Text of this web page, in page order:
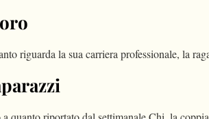
riguarda la sua carriera professionale, la